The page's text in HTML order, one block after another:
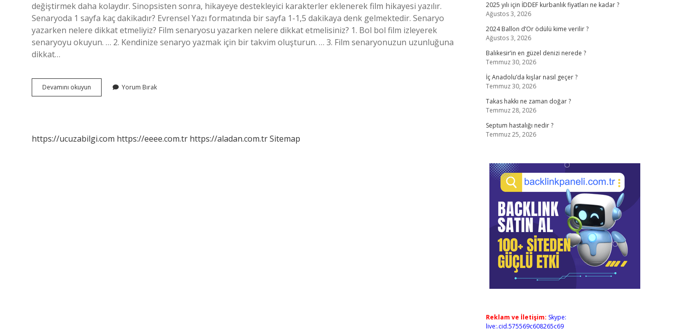
değiştirmek daha kolaydır. Sinopsisten sonra, hikayeye destekleyici karakterler eklenerek film hikayesi yazılır.
Senaryoda 1 sayfa kaç dakikadır? Evrensel Yazı formatında bir sayfa 1-1,5 dakikaya denk gelmektedir. Senaryo
yazarken nelere dikkat etmeliyiz? Film senaryosu yazarken nelere dikkat etmelisiniz? 1. Bol bol film izleyerek
senaryoyu okuyun. … 2. Kendinize senaryo yazmak için bir takvim oluşturun. … 3. Film senaryonuzun uzunluğuna
dikkat…
Devamını okuyun Senaryoda
Ilk
Yorum Bırak
https://ucuzabilgi.com https://eeee.com.tr https://aladan.com.trSitemap
2025 yılı için İDDEF kurbanlık fiyatları ne kadar ?
Ağustos 3, 2026
2024 Ballon d’Or ödülü kime verilir ?
Ağustos 3, 2026
Balıkesir’in en güzel denizi nerede ?
Temmuz 30, 2026
İç Anadolu’da kışlar nasıl geçer ?
Temmuz 30, 2026
Takas hakkı ne zaman doğar ?
Temmuz 28, 2026
Septum hastalığı nedir ?
Temmuz 25, 2026
Reklam ve İletişim: Skype:
live:.cid.575569c608265c69